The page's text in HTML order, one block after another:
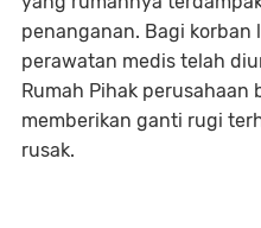
penanganan. Bagi korban
perawatan medis telah
Rumah Pihak perusahaan
memberikan ganti rugi
rusak.